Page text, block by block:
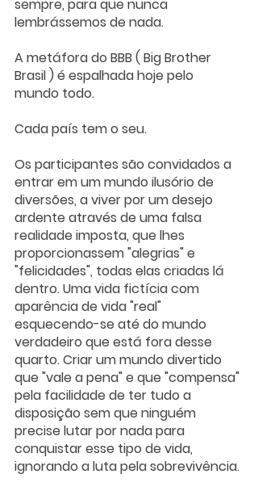
sempre, para que nunca
lembrássemos de nada.
A metáfora do BBB ( Big Brother
Brasil ) é espalhada hoje pelo
mundo todo.
Cada país tem o seu.
Os participantes são convidados a
entrar em um mundo ilusório de
diversões, a viver por um desejo
ardente através de uma falsa
realidade imposta, que lhes
proporcionassem "alegrias" e
"felicidades", todas elas criadas lá
dentro. Uma vida fictícia com
aparência de vida "real"
esquecendo-se até do mundo
verdadeiro que está fora desse
quarto. Criar um mundo divertido
que "vale a pena" e que "compensa"
pela facilidade de ter tudo a
disposição sem que ninguém
precise lutar por nada para
conquistar esse tipo de vida,
ignorando a luta pela sobrevivência.